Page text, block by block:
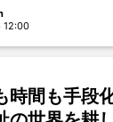
なみさん
12:00
時間も手段